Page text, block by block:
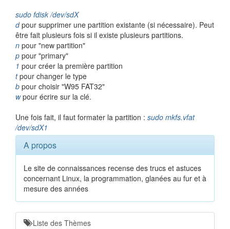
sudo fdisk /dev/sdX
dpour supprimer une partition existante (si nécessaire). Peut
être fait plusieurs fois si il existe plusieurs partitions.
n pour "new partition"
p pour "primary"
1 pour créer la première partition
tpour changer le type
b pour choisir "W95 FAT32"
wpour écrire sur la clé.
Une fois fait, il faut formater la partition : sudo mkfs.vfat
/dev/sdX1
A propos
Le site de connaissances recense des trucs et astuces
concernant Linux, la programmation, glanées au fur et à
mesure des années
Liste des Thèmes